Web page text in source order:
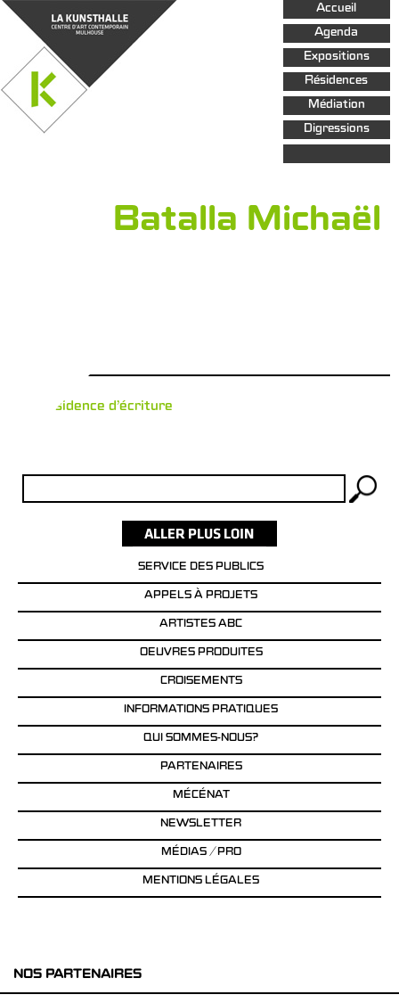
Aller au
contenu
principal
Accueil
Agenda
Expositions
Résidences
Médiation
Digressions
Batalla Michaël
Mini résidence d’écriture
SERVICE DES PUBLICS
APPELS À PROJETS
ARTISTES ABC
OEUVRES PRODUITES
CROISEMENTS
INFORMATIONS PRATIQUES
QUI SOMMES-NOUS?
PARTENAIRES
MÉCÉNAT
NEWSLETTER
MÉDIAS / PRO
MENTIONS LÉGALES
NOS PARTENAIRES